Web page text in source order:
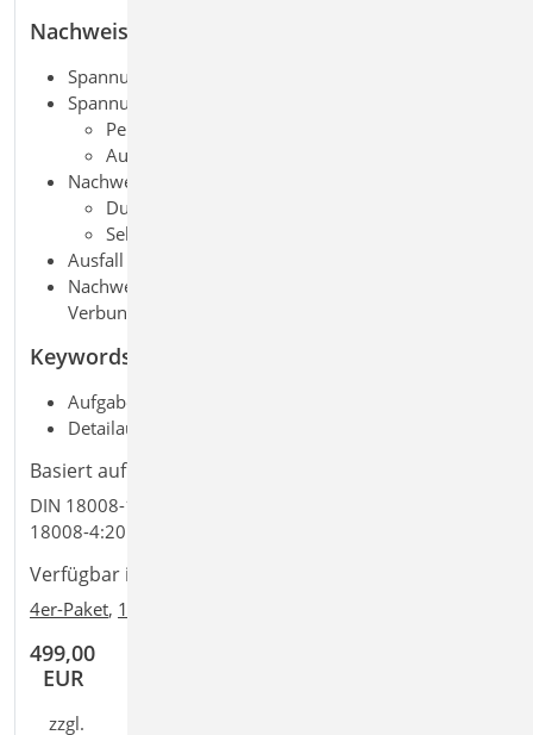
Nachweise
Spannungsnachweis unter statischer Belastung
Spannungsnachweis unter stoßartiger Belastung
Pendelschlagversuch
Aufbauten nach DIN 18008-4
Nachweis der Gebrauchstauglichkeit
Durchbiegung der Verglasung
Sehnenverkürzung
Ausfall einer Scheibe bei Kategorie B
Nachweis mit und ohne Verbundwirkung bei
Verbund-Sicherheitsglas (VSG)
Keywords
Aufgaben: Glasbau; Tragwerksplanung
Detailaufgaben:
Basiert auf den Normen:
DIN 18008-1:2010-12, DIN 18008-2:2010-12, DIN
18008-4:2013-07
Verfügbar in den Paketen:
4er-Paket, 10er-Paket
499,00
EUR
zzgl.